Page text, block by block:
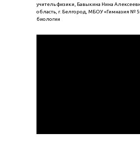
учитель физики, Бавыкина Нина
область, г. Белгород, МБОУ «Гимназия №
биологии